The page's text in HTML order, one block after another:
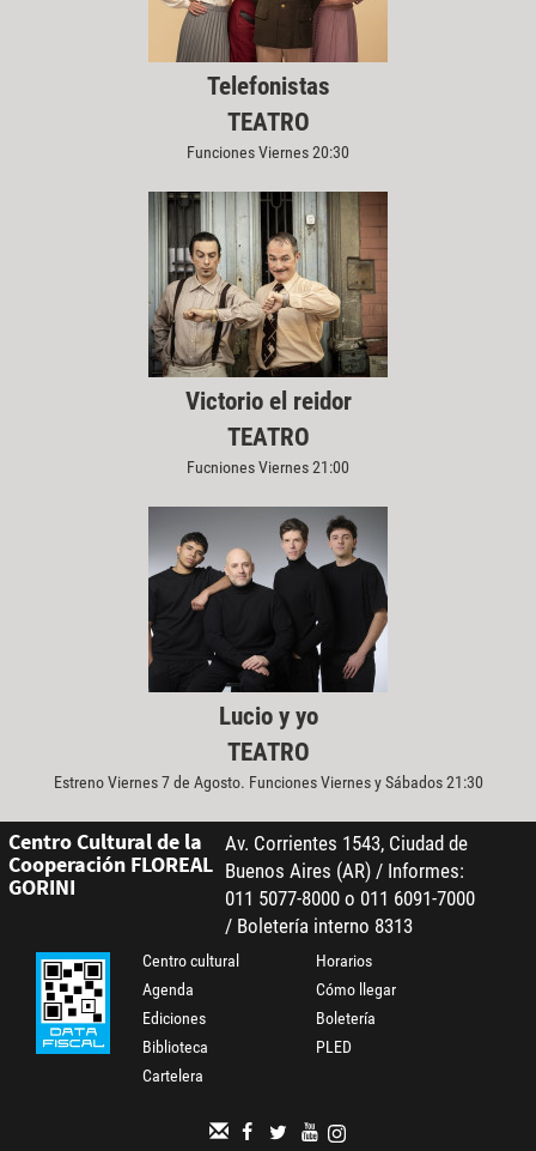
Telefonistas
TEATRO
Funciones Viernes 20:30
Victorio el reidor
TEATRO
Fucniones Viernes 21:00
Lucio y yo
TEATRO
Estreno Viernes 7 de Agosto. Funciones Viernes y Sábados 21:30
Centro Cultural de la
Cooperación FLOREAL
GORINI
Av. Corrientes 1543, Ciudad de
Buenos Aires (AR) / Informes:
011 5077-8000 o 011 6091-7000
/ Boletería interno 8313
Centro cultural
Agenda
Ediciones
Biblioteca
Cartelera
Horarios
Cómo llegar
Boletería
PLED